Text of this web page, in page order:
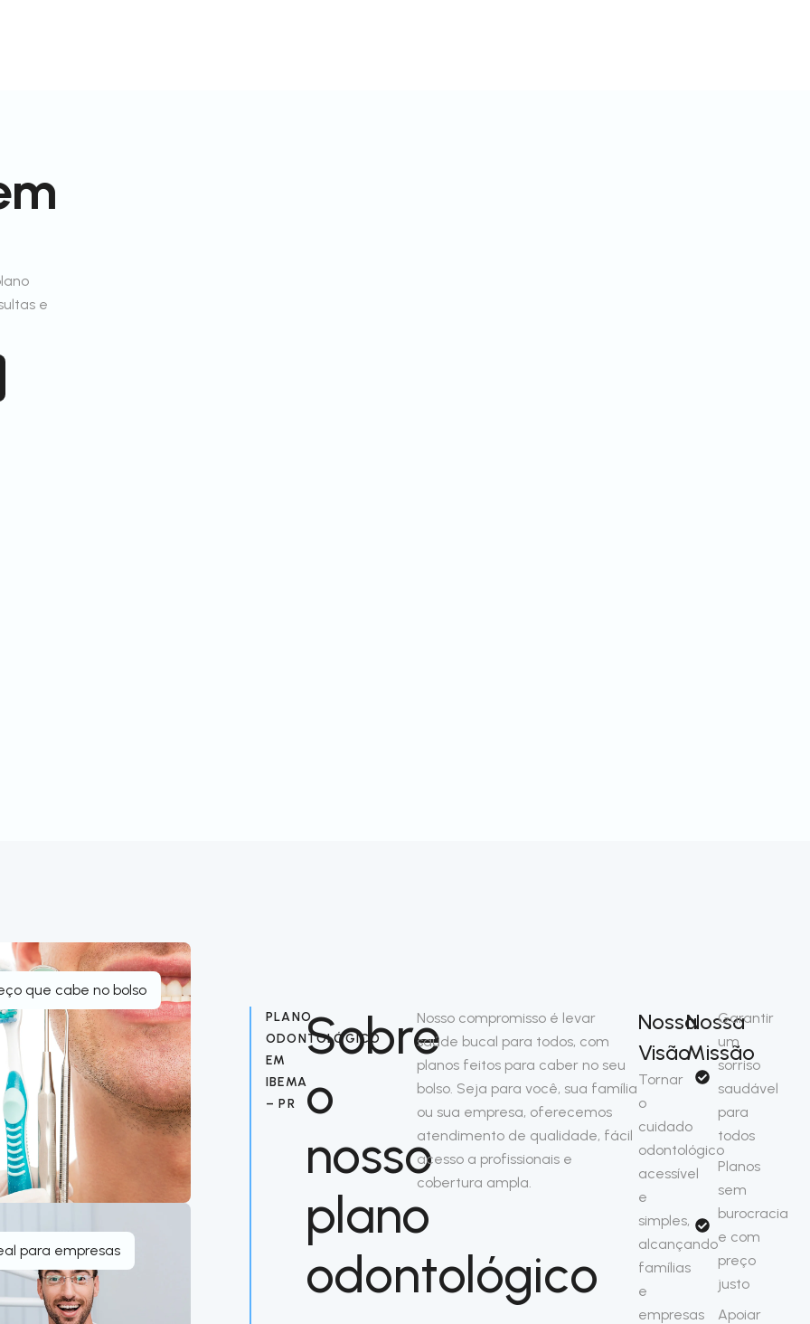
e
que cabe no bolso
para empresas
PLANO
ODONTOLÓGICO
EM
IBEMA
– PR
Sobre
o
nosso
plano
odontológico
Nosso compromisso é levar
saúde bucal para todos, com
planos feitos para caber no seu
bolso. Seja para você, sua família
ou sua empresa, oferecemos
atendimento de qualidade, fácil
acesso a profissionais e
cobertura ampla.
Nossa
Visão
Tornar
o
cuidado
odontológico
acessível
e
simples,
alcançando
famílias
e
empresas
Nossa
Missão
Garantir
um
sorriso
saudável
para
todos
Planos
sem
burocracia
e com
preço
justo
Apoiar